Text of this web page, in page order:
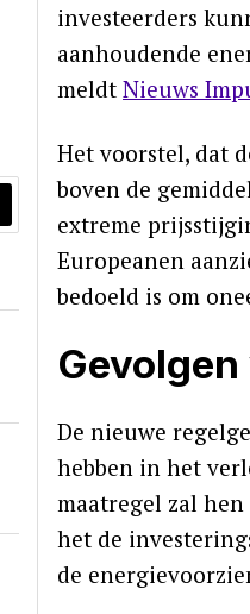
investeerders
aanhoudende
meldt Nieuws
Het voorstel, dat
boven de
extreme
Europeanen
bedoeld is om
De nieuwe
hebben in het
maatregel zal
het de
de